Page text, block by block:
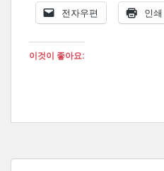
전자우편 인쇄
이것이 좋아요: